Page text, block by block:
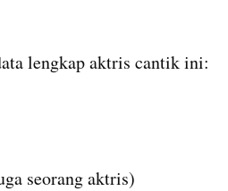
lengkap aktris cantik ini:
seorang aktris)